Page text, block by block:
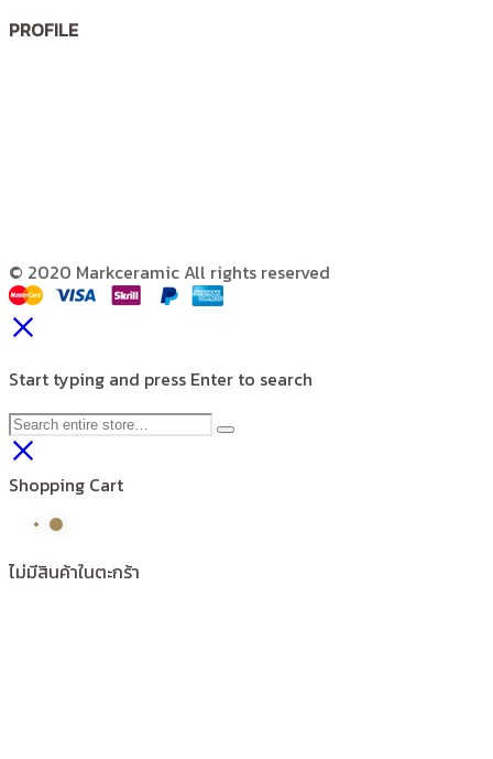
PROFILE
© 2020 Markceramic All rights reserved
Start typing and press Enter to search
Shopping Cart
ไม่มีสินค้าในตะกร้า